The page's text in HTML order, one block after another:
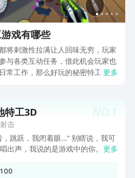
戏有哪些
将刺激性拉满让人回味无穷，玩家
与各类互动任务，借此机会玩家也
常工作，那么好玩的秘密特工游戏
更多
NO.1
特工3D
击
，跳跃，我闭着眼...” 别瞎说，我可
出声，我说的是游戏中的你。
为了拯救不太Q但很萌的妹子，你
更多